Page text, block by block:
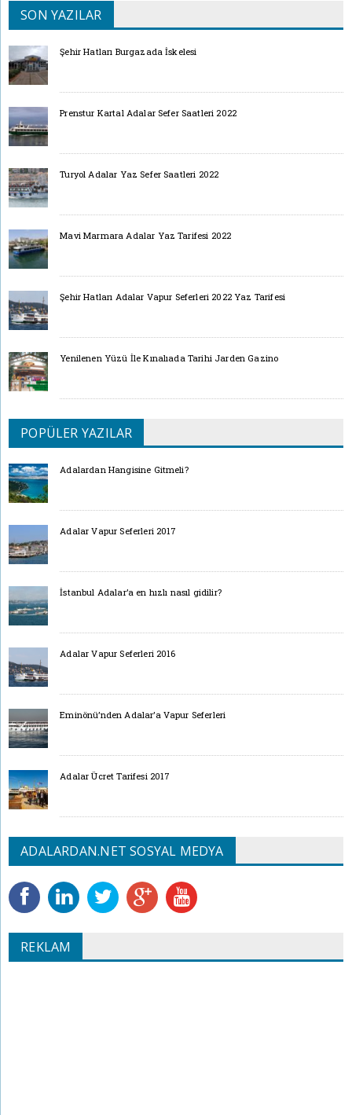
SON YAZILAR
Şehir Hatları Burgazada İskelesi
Prenstur Kartal Adalar Sefer Saatleri 2022
Turyol Adalar Yaz Sefer Saatleri 2022
Mavi Marmara Adalar Yaz Tarifesi 2022
Şehir Hatları Adalar Vapur Seferleri 2022 Yaz Tarifesi
Yenilenen Yüzü İle Kınalıada Tarihi Jarden Gazino
POPÜLER YAZILAR
Adalardan Hangisine Gitmeli?
Adalar Vapur Seferleri 2017
İstanbul Adalar’a en hızlı nasıl gidilir?
Adalar Vapur Seferleri 2016
Eminönü’nden Adalar’a Vapur Seferleri
Adalar Ücret Tarifesi 2017
ADALARDAN.NET SOSYAL MEDYA
REKLAM